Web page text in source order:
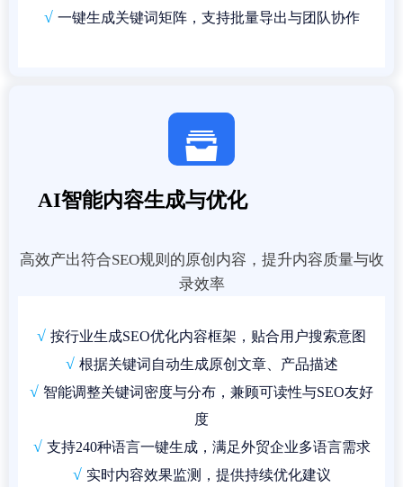
√ 一键生成关键词矩阵，支持批量导出与团队协作

AI智能内容生成与优化
高效产出符合SEO规则的原创内容，提升内容质量与收
录效率
√ 按行业生成SEO优化内容框架，贴合用户搜索意图
√ 根据关键词自动生成原创文章、产品描述
√ 智能调整关键词密度与分布，兼顾可读性与SEO友好
度
√ 支持240种语言一键生成，满足外贸企业多语言需求
√ 实时内容效果监测，提供持续优化建议